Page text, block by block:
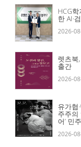
HCG
한 AI·
2026-
렛츠북
출간
2026-
유가협
주주의
어’ 민
2026-